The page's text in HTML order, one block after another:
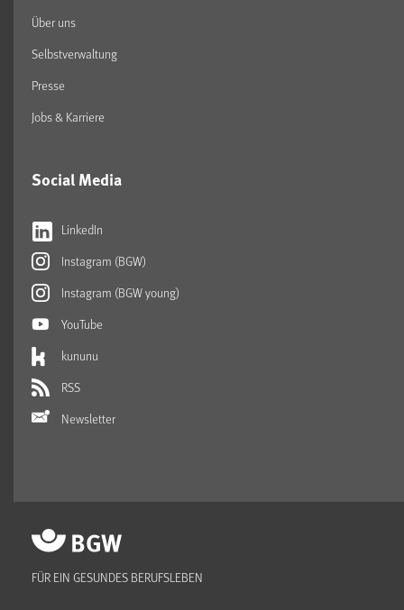
Über uns
Selbstverwaltung
Presse
Jobs & Karriere
Social Media
LinkedIn
Instagram (BGW)
Instagram (BGW young)
YouTube
kununu
RSS
Newsletter
FÜR EIN GESUNDES BERUFSLEBEN